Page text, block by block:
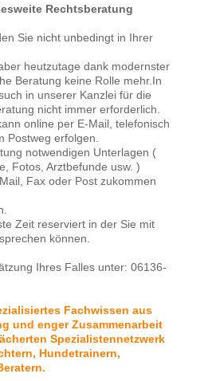
Rechtsberatung
Sie nicht unbedingt in Ihrer
heutzutage dank modernster
Beratung keine Rolle mehr.In
in unserer Kanzlei für die
nicht immer erforderlich.
online per E-Mail, telefonisch
Postweg erfolgen.
notwendigen Unterlagen (
Fotos, Arztbefunde usw. )
Fax oder Post zukommen
Zeit reserviert in der Sie mit
können.
Ihres Falles unter: 06136-
Fachwissen aus
und enger Zusammenarbeit
Spezialistennetzwerk
Hundetrainern,